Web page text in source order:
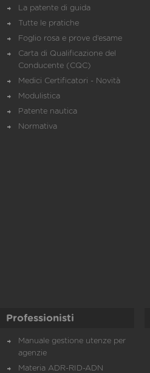
La patente di guida
Tutte le pratiche
Foglio rosa e prove d’esame
Carta di Qualificazione del
Conducente (CQC)
Medici Certificatori - Novità
Modulistica
Patente nautica
Normativa
Professionisti
Manuale gestione utenze per
agenzie
Materia ADR-RID-ADN